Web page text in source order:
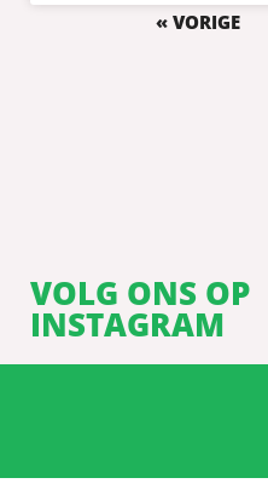
« VORIGE
VOLG ONS OP
INSTAGRAM